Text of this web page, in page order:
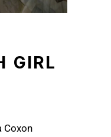
GIRL
Coxon